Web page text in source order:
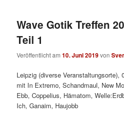
Wave Gotik Treffen
Teil 1
Veröffentlicht am10. Juni 2019von
Leipzig (diverse Veranstaltungsorte),
mit In Extremo, Schandmaul, New
Ebb, Coppelius, Hämatom,
Ich, Ganaim, Haujobb